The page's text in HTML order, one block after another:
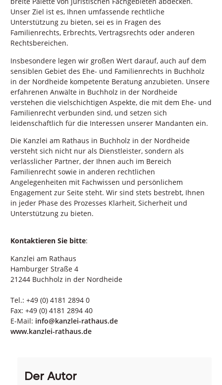
Unser Ziel ist es, Ihnen umfassende rechtliche
Unterstützung zu bieten, sei es in Fragen des
Familienrechts, Erbrechts, Vertragsrechts oder anderen
Rechtsbereichen.
Insbesondere legen wir großen Wert darauf, auch auf dem
sensiblen Gebiet des Ehe- und Familienrechts in Buchholz
in der Nordheide kompetente Beratung anzubieten. Unsere
erfahrenen Anwälte in Buchholz in der Nordheide
verstehen die vielschichtigen Aspekte, die mit dem Ehe- und
Familienrecht verbunden sind, und setzen sich
leidenschaftlich für die Interessen unserer Mandanten ein.
Die Kanzlei am Rathaus in Buchholz in der Nordheide
versteht sich nicht nur als Dienstleister, sondern als
verlässlicher Partner, der Ihnen auch im Bereich
Familienrecht sowie in anderen rechtlichen
Angelegenheiten mit Fachwissen und persönlichem
Engagement zur Seite steht. Wir sind stets bestrebt, Ihnen
in jeder Phase des Prozesses Klarheit, Sicherheit und
Unterstützung zu bieten.
Kontaktieren Sie bitte:
Kanzlei am Rathaus
Hamburger Straße 4
21244 Buchholz in der Nordheide
Tel.: +49 (0) 4181 2894 0
Fax: +49 (0) 4181 2894 40
E-Mail: info@kanzlei-rathaus.de
www.kanzlei-rathaus.de
Der Autor